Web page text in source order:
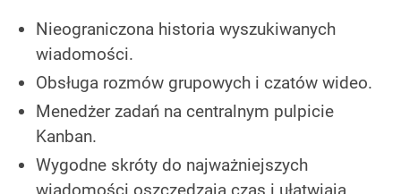
Nieograniczona historia wyszukiwanych
wiadomości.
Obsługa rozmów grupowych i czatów wideo.
Menedżer zadań na centralnym pulpicie
Kanban.
Wygodne skróty do najważniejszych
wiadomości oszczędzają czas i ułatwiają